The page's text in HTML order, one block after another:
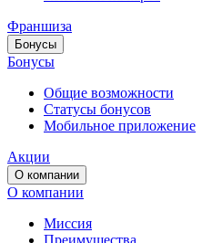
Франшиза
Бонусы
Бонусы
Общие возможности
Статусы бонусов
Мобильное приложение
Акции
О компании
О компании
Миссия
Преимущества